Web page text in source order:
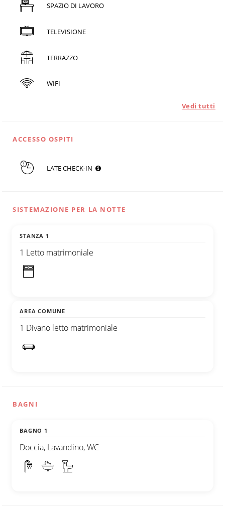
SPAZIO DI LAVORO
TELEVISIONE
TERRAZZO
WIFI
Vedi tutti
ACCESSO OSPITI
LATE CHECK-IN
SISTEMAZIONE PER LA NOTTE
STANZA 1
1 Letto matrimoniale
AREA COMUNE
1 Divano letto matrimoniale
BAGNI
BAGNO 1
Doccia, Lavandino, WC